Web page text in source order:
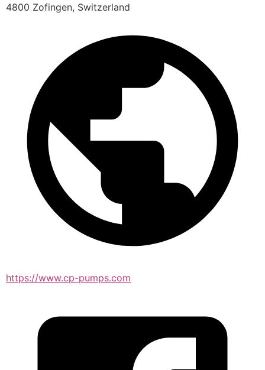
4800 Zofingen, Switzerland
https://www.cp-pumps.com